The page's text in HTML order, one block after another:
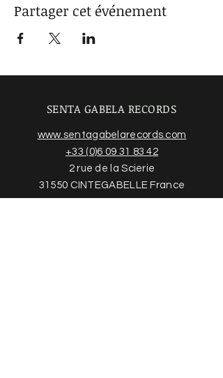
Partager cet événement
SENTA GABELA RECORDS
www.sentagabelarecords.com
+33 (0)6 09 31 83 42
2 rue de la Scierie
31550 CINTEGABELLE France